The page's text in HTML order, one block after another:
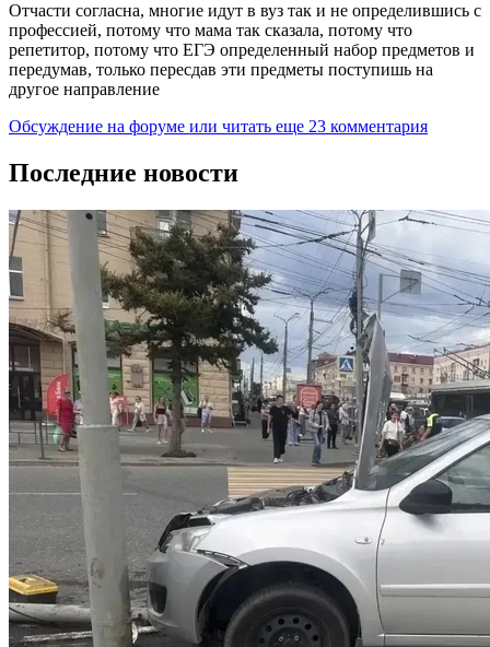
Отчасти согласна, многие идут в вуз так и не определившись с
профессией, потому что мама так сказала, потому что
репетитор, потому что ЕГЭ определенный набор предметов и
передумав, только пересдав эти предметы поступишь на
другое направление
Обсуждение на форуме или читать еще 23 комментария
Последние новости